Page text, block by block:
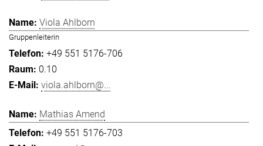
Viola Ahlborn
Gruppenleiterin
+49 551 5176-706
0.10
viola.ahlborn@...
Mathias Amend
+49 551 5176-703